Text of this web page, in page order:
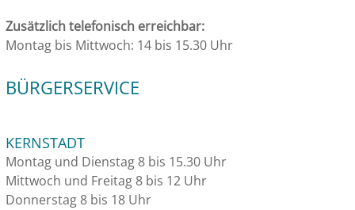
Zusätzlich telefonisch erreichbar:
Montag bis Mittwoch: 14 bis 15.30 Uhr
BÜRGERSERVICE
KERNSTADT
Montag und Dienstag 8 bis 15.30 Uhr
Mittwoch und Freitag 8 bis 12 Uhr
Donnerstag 8 bis 18 Uhr